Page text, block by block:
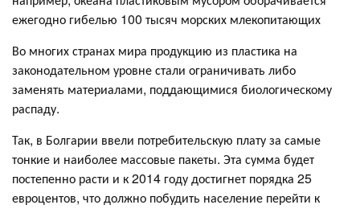
ежегодно гибелью 100 тысяч морских млекопитающих
Во многих странах мира продукцию из пластика на
законодательном уровне стали ограничивать либо
заменять материалами, поддающимися биологическому
распаду.
Так, в Болгарии ввели потребительскую плату за самые
тонкие и наиболее массовые пакеты. Эта сумма будет
постепенно расти и к 2014 году достигнет порядка 25
евроцентов, что должно побудить население перейти к